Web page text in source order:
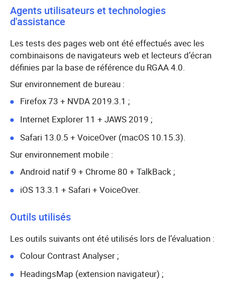
Agents utilisateurs et technologies
d'assistance
Les tests des pages web ont été effectués avec les
combinaisons de navigateurs web et lecteurs d’écran
définies par la base de référence du RGAA 4.0.
Sur environnement de bureau :
Firefox 73 + NVDA 2019.3.1 ;
Internet Explorer 11 + JAWS 2019 ;
Safari 13.0.5 + VoiceOver (macOS 10.15.3).
Sur environnement mobile :
Android natif 9 + Chrome 80 + TalkBack ;
iOS 13.3.1 + Safari + VoiceOver.
Outils utilisés
Les outils suivants ont été utilisés lors de l’évaluation :
Colour Contrast Analyser ;
HeadingsMap (extension navigateur) ;